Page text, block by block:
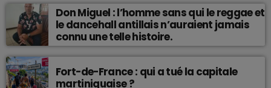
Don Miguel : l’homme sans qui le reggae et
le dancehall antillais n’auraient jamais
connu une telle histoire.
Fort-de-France : qui a tué la capitale
martiniquaise ?